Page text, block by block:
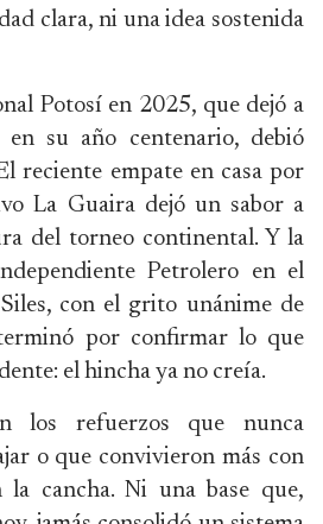
clara, ni una idea sostenida
Potosí en 2025, que dejó a
su año centenario, debió
reciente empate en casa por
La Guaira dejó un sabor a
del torneo continental. Y la
Petrolero en el
con el grito unánime de
terminó por confirmar lo que
el hincha ya no creía.
los refuerzos que nunca
o que convivieron más con
cancha. Ni una base que,